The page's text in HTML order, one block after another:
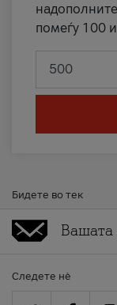
помеѓу 100
Бидете во тек
Следете нè